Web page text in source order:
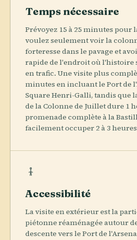
Temps nécessaire
Prévoyez 15 à 25 minutes pour
voulez seulement voir la
forteresse dans le pavage et
rapide de l'endroit où l'histoire
en trafic. Une visite plus
minutes en incluant le Port de
Square Henri-Galli, tandis que
de la Colonne de Juillet dure 1
promenade complète à la
facilement occuper 2 à 3
Accessibilité
La visite en extérieur est la
piétonne réaménagée autour
descente vers le Port de